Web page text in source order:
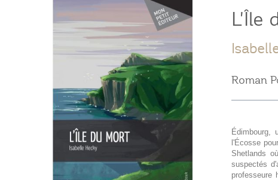
L'Île
Roman
l'Écosse
Shetlands
suspectés
professeure